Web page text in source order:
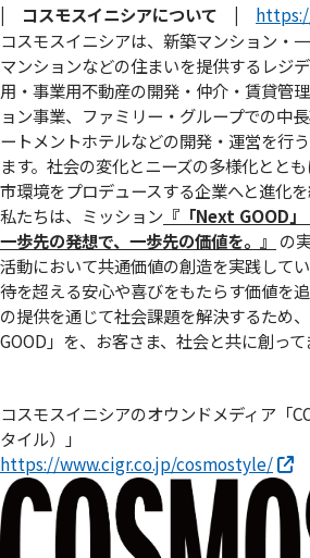
| コスモスイニシアについて |
コスモスイニシアは、新築マンション・
マンションなどの住まいを提供するレジ
用・事業用不動産の開発・仲介・賃貸管
ョン事業、ファミリー・グループでの中
ートメントホテルなどの開発・運営を行
ます。社会の変化とニーズの多様化とと
市環境をプロデュースする企業へと進化を
私たちは、ミッション 『「Next GOOD
⼀歩先の発想で、⼀歩先の価値を。』 の
活動において共通価値の創造を実践して
待を超える安心や喜びをもたらす価値を
の提供を通じて社会課題を解決するため
GOOD」を、お客さま、社会と共に創って
コスモスイニシアのオウンドメディア「
タイル）」
https://www.cigr.co.jp/cosmostyle/